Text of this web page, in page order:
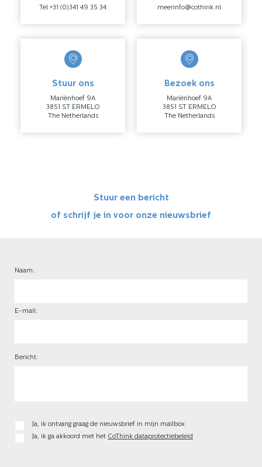
Tel +31 (0)341 49 35 34 meerinfo@cothink.nl
Stuur ons
Mariënhoef 9A
3851 ST ERMELO
The Netherlands
Bezoek ons
Mariënhoef 9A
3851 ST ERMELO
The Netherlands
Stuur een bericht
of schrijf je in voor onze nieuwsbrief
Naam:
E-mail:
Bericht:
Ja, ik ontvang graag de nieuwsbrief in mijn mailbox
Ja, ik ga akkoord met het CoThink dataprotectiebeleid